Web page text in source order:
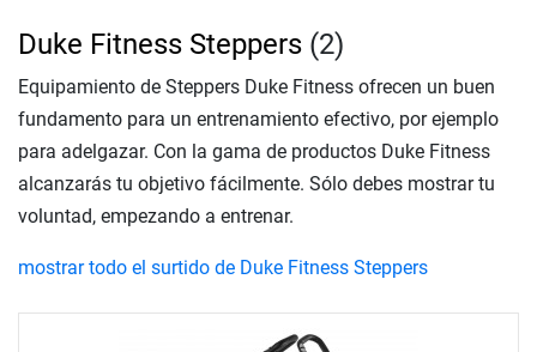
Duke Fitness Steppers (2)
Equipamiento de Steppers Duke Fitness ofrecen un buen
fundamento para un entrenamiento efectivo, por ejemplo
para adelgazar. Con la gama de productos Duke Fitness
alcanzarás tu objetivo fácilmente. Sólo debes mostrar tu
voluntad, empezando a entrenar.
mostrar todo el surtido de Duke Fitness Steppers